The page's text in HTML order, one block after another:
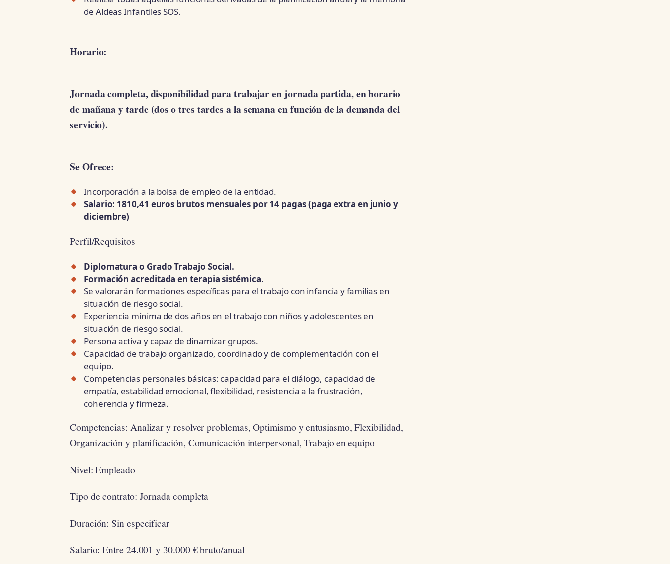
de Aldeas Infantiles SOS.
Horario:
Jornada completa, disponibilidad para trabajar en jornada partida, en horario
de mañana y tarde (dos o tres tardes a la semana en función de la demanda del
servicio).
Se Ofrece:
Incorporación a la bolsa de empleo de la entidad.
Salario: 1810,41 euros brutos mensuales por 14 pagas (paga extra en junio y
diciembre)
Perfil/Requisitos
Diplomatura o Grado Trabajo Social.
Formación acreditada en terapia sistémica.
Se valorarán formaciones específicas para el trabajo con infancia y familias en
situación de riesgo social.
Experiencia mínima de dos años en el trabajo con niños y adolescentes en
situación de riesgo social.
Persona activa y capaz de dinamizar grupos.
Capacidad de trabajo organizado, coordinado y de complementación con el
equipo.
Competencias personales básicas: capacidad para el diálogo, capacidad de
empatía, estabilidad emocional, flexibilidad, resistencia a la frustración,
coherencia y firmeza.
Competencias: Analizar y resolver problemas, Optimismo y entusiasmo, Flexibilidad,
Organización y planificación, Comunicación interpersonal, Trabajo en equipo
Nivel: Empleado
Tipo de contrato: Jornada completa
Duración: Sin especificar
Salario: Entre 24.001 y 30.000 € bruto/anual